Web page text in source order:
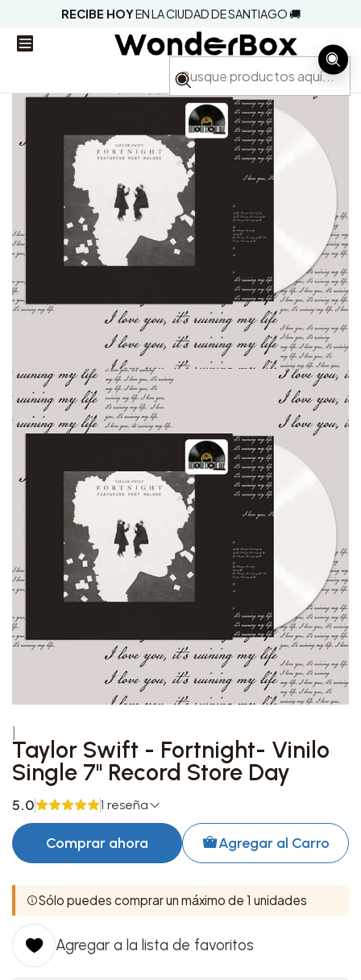
RECIBE HOYEN LA CIUDAD DE SANTIAGO 🚚
Taylor Swift - Fortnight- Vinilo
Single 7'' Record Store Day
5.0 1 reseña
Agregar al Carro
Comprar ahora
Sólo puedes comprar un máximo de 1 unidades
Agregar a la lista de favoritos